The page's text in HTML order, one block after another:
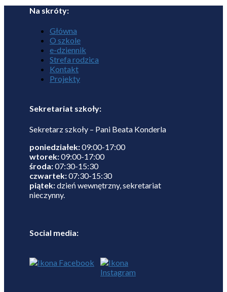
Na skróty:
Główna
O szkole
e-dziennik
Strefa rodzica
Kontakt
Projekty
Sekretariat szkoły:
Sekretarz szkoły – Pani Beata Konderla
poniedziałek:09:00-17:00
wtorek:09:00-17:00
środa:07:30-15:30
czwartek:07:30-15:30
piątek:dzień wewnętrzny, sekretariat
nieczynny.
Social media: